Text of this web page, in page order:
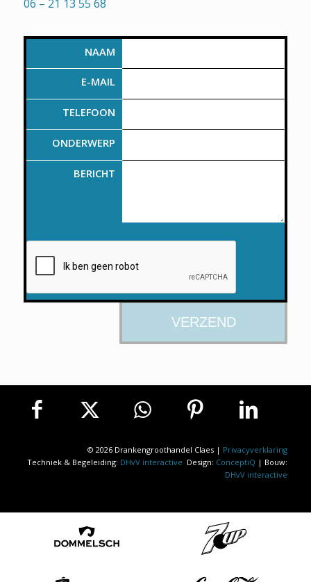
06 – 21 13 55 68
NAAM
E-MAIL
TELEFOON
ONDERWERP
BERICHT
© 2026 Drankengroothandel Claes | Privacyverklaring
Techniek & Begeleiding: DHvV interactive Design: ConceptiQ | Bouw:
DHvV interactive